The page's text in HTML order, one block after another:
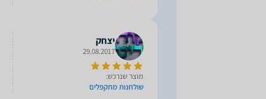
יצחק
29.08.2017
מוצר שנרכש:
שולחנות מתקפלים